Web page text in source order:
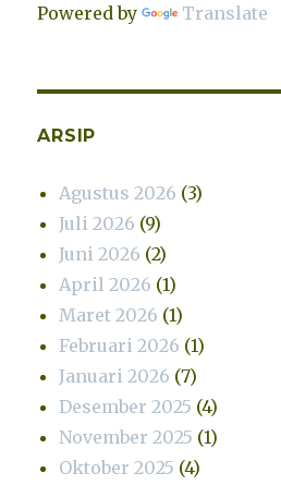
Powered by Translate
ARSIP
Agustus 2026 (3)
Juli 2026 (9)
Juni 2026 (2)
April 2026 (1)
Maret 2026 (1)
Februari 2026 (1)
Januari 2026 (7)
Desember 2025 (4)
November 2025 (1)
Oktober 2025 (4)